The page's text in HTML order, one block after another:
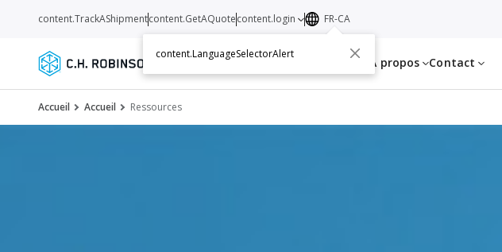
Services Transporteurs Ressources À propos Contact
content.TrackAShipmentcontent.GetAQuotecontent.login FR-CA
content.LanguageSelectorAlert
Accueil Accueil Ressources